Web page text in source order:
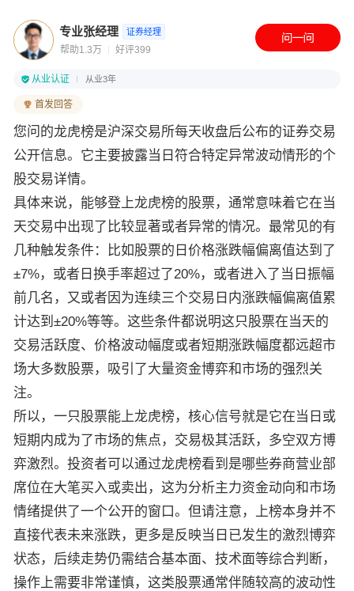
专业张经理 证券经理
帮助1.3万 好评399
从业认证 从业3年
首发回答
您问的龙虎榜是沪深交易所每天收盘后公布的证券交易
公开信息。它主要披露当日符合特定异常波动情形的个
股交易详情。
具体来说，能够登上龙虎榜的股票，通常意味着它在当
天交易中出现了比较显著或者异常的情况。最常见的有
几种触发条件：比如股票的日价格涨跌幅偏离值达到了
±7%，或者日换手率超过了20%，或者进入了当日振幅
前几名，又或者因为连续三个交易日内涨跌幅偏离值累
计达到±20%等等。这些条件都说明这只股票在当天的
交易活跃度、价格波动幅度或者短期涨跌幅度都远超市
场大多数股票，吸引了大量资金博弈和市场的强烈关
注。
所以，一只股票能上龙虎榜，核心信号就是它在当日或
短期内成为了市场的焦点，交易极其活跃，多空双方博
弈激烈。投资者可以通过龙虎榜看到是哪些券商营业部
席位在大笔买入或卖出，这为分析主力资金动向和市场
情绪提供了一个公开的窗口。但请注意，上榜本身并不
直接代表未来涨跌，更多是反映当日已发生的激烈博弈
状态，后续走势仍需结合基本面、技术面等综合判断，
操作上需要非常谨慎，这类股票通常伴随较高的波动性